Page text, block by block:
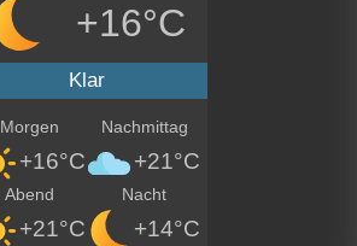
+16°C
Klar
Morgen
+16°C
Nachmittag
+21°C
Abend
+21°C
Nacht
+14°C